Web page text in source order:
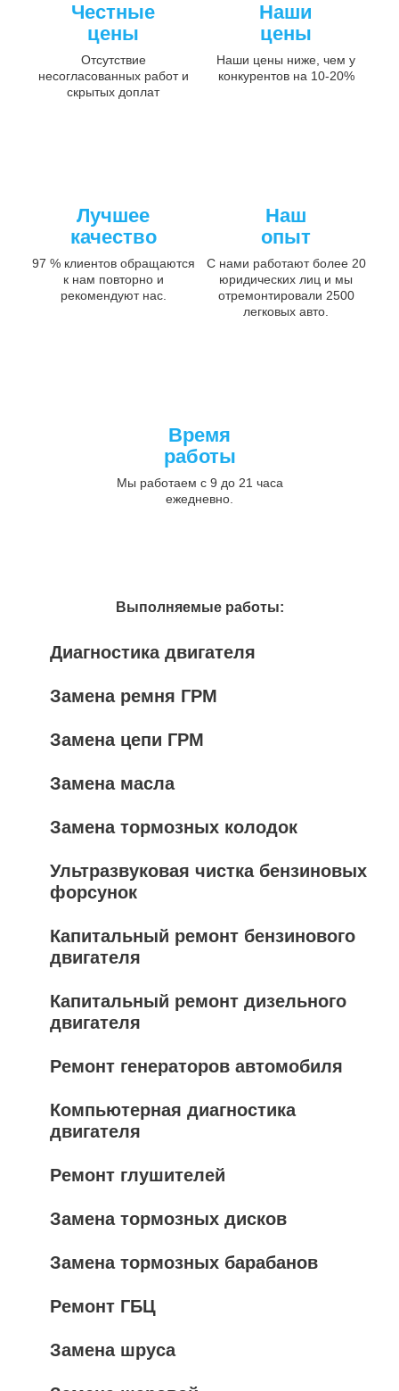
Честные
цены
Отсутствие
несогласованных работ и
скрытых доплат
Наши
цены
Наши цены ниже, чем у
конкурентов на 10-20%
Лучшее
качество
97 % клиентов обращаются
к нам повторно и
рекомендуют нас.
Наш
опыт
С нами работают более 20
юридических лиц и мы
отремонтировали 2500
легковых авто.
Время
работы
Мы работаем с 9 до 21 часа
ежедневно.
Выполняемые работы:
Диагностика двигателя
Замена ремня ГРМ
Замена цепи ГРМ
Замена масла
Замена тормозных колодок
Ультразвуковая чистка бензиновых
форсунок
Капитальный ремонт бензинового
двигателя
Капитальный ремонт дизельного
двигателя
Ремонт генераторов автомобиля
Компьютерная диагностика
двигателя
Ремонт глушителей
Замена тормозных дисков
Замена тормозных барабанов
Ремонт ГБЦ
Замена шруса